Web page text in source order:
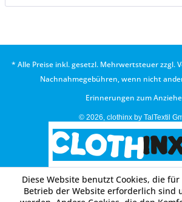
* Alle Preise inkl. gesetzl. Mehrwertsteuer zzgl.
Nachnahmegebühren, wenn nicht
Erinnerungen zum
© 2026, clothinx by TalTextil
Diese Website benutzt Cookies, die
Betrieb der Website erforderlich sind